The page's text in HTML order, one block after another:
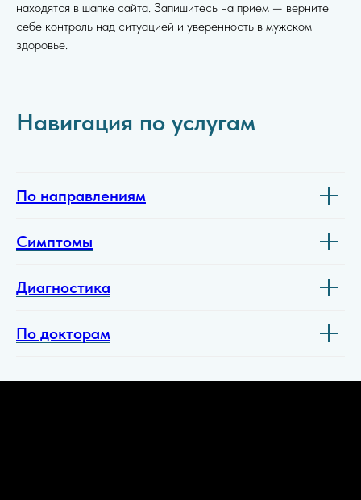
находятся в шапке сайта. Запишитесь на прием — верните
себе контроль над ситуацией и уверенность в мужском
здоровье.
Навигация по услугам
По направлениям
Симптомы
Диагностика
По докторам